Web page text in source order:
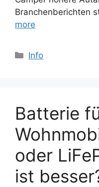
Branchenberichten
more
Categories
Info
Batterie
oder
ist